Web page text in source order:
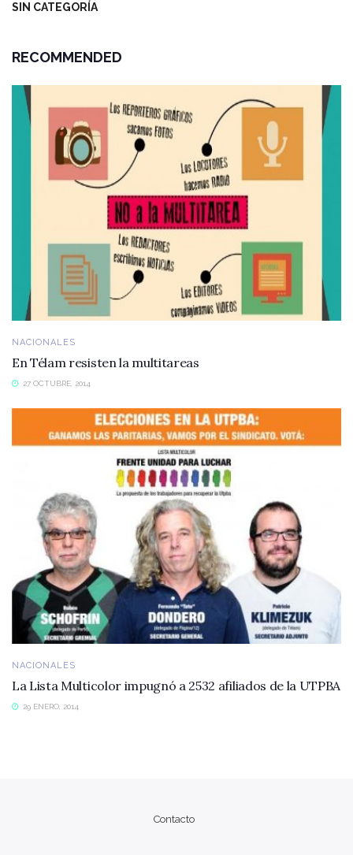
SIN CATEGORÍA
RECOMMENDED
NACIONALES
En Télam resisten la multitareas
27 OCTUBRE, 2014
NACIONALES
La Lista Multicolor impugnó a 2532 afiliados de la UTPBA
29 ENERO, 2014
Contacto